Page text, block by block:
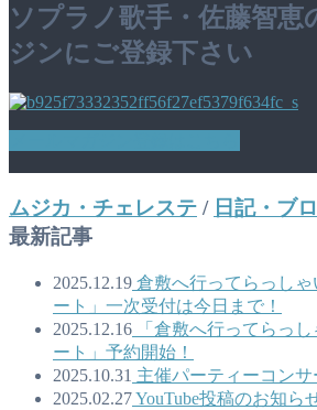
ソプラノ歌手・佐藤智恵
ジンにご登録下さい
ムジカ・チェレステ / 日記・ブ
最新記事
2025.12.19 倉敷へ行ってらっし
ート」一次受付は今日まで！
2025.12.16 「倉敷へ行ってらっ
ート」予約開始！
2025.10.31 主催パーティーコン
2025.02.27YouTube投稿のお知ら